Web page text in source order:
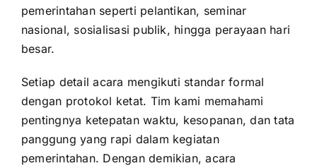
pemerintahan seperti pelantikan, seminar
nasional, sosialisasi publik, hingga perayaan hari
besar.
Setiap detail acara mengikuti standar formal
dengan protokol ketat. Tim kami memahami
pentingnya ketepatan waktu, kesopanan, dan tata
panggung yang rapi dalam kegiatan
pemerintahan. Dengan demikian, acara